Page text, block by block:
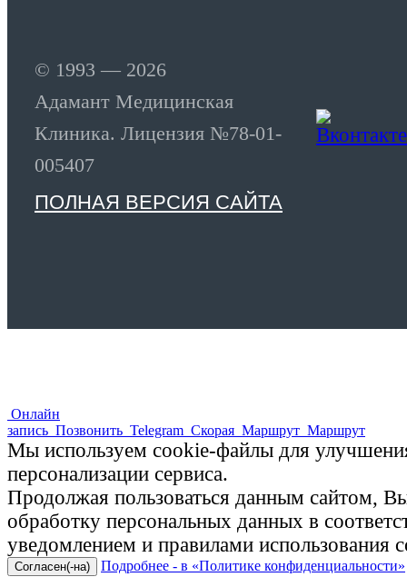
© 1993 — 2026
Адамант Медицинская
Клиника. Лицензия №78-01-
005407
ПОЛНАЯ ВЕРСИЯ САЙТА
Онлайн
запись Позвонить Telegram Скорая Маршрут Маршрут
Мы используем cookie-файлы для
персонализации сервиса.
Продолжая пользоваться данным сайтом, Вы
обработку персональных данных в
уведомлением и правилами использования
Согласен(-на) Подробнее - в «Политике конфиденциальности»